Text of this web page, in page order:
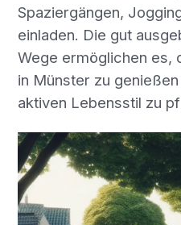
Spaziergängen,
einladen. Die gut
Wege ermöglichen es,
in Münster zu
aktiven Lebensstil zu